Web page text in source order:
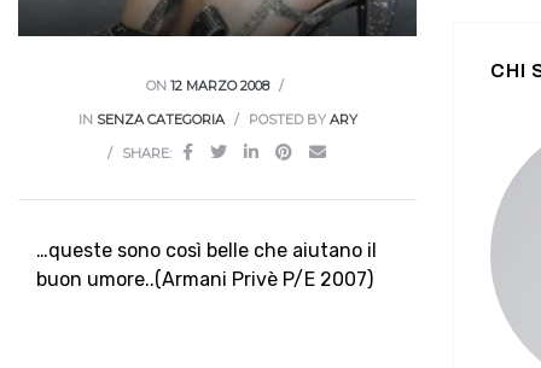
ON 12 MARZO 2008
IN SENZA CATEGORIA POSTED BY ARY
SHARE:
…queste sono così belle che aiutano il
buon umore..(Armani Privè P/E 2007)
CHI